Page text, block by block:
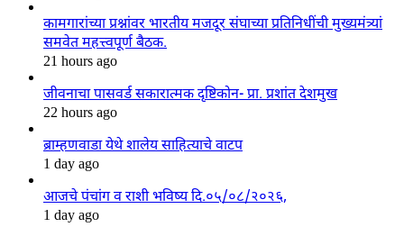
कामगारांच्या प्रश्नांवर भारतीय मजदूर संघाच्या प्रतिनिधींची मुख्यमंत्र्यां
समवेत महत्त्वपूर्ण बैठक.
21 hours ago
जीवनाचा पासवर्ड सकारात्मक दृष्टिकोन- प्रा. प्रशांत देशमुख
22 hours ago
ब्राम्हणवाडा येथे शालेय साहित्याचे वाटप
1 day ago
आजचे पंचांग व राशी भविष्य दि.०५/०८/२०२६,
1 day ago